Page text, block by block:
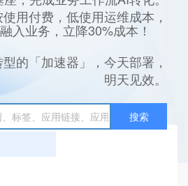
用付费，低使用运维成本，
入业务，立降30%成本！
的「加速器」，今天部署，
明天见效。
搜索